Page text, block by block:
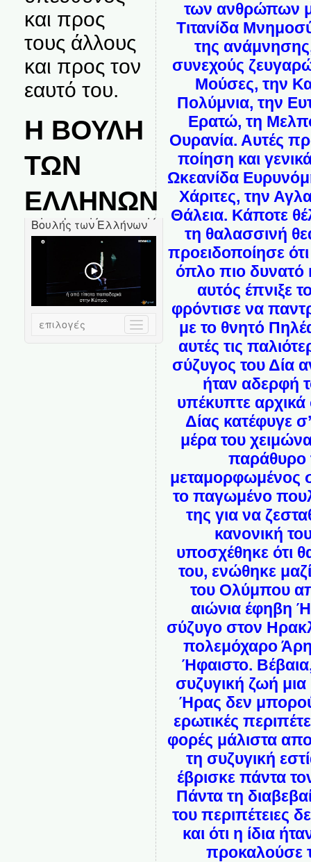
και προς
τους άλλους
και προς τον
εαυτό του.
Η ΒΟΥΛΗ
ΤΩΝ
ΕΛΛΗΝΩΝ
των ανθρώπων
Τιτανίδα
της
συνεχούς
Μούσες, την
Πολύμνια, την
Ερατώ, τη
Ουρανία. Αυτές
ποίηση και
Ωκεανίδα
Χάριτες, την
Θάλεια. Κάποτε
τη θαλασσινή
προειδοποίησε
όπλο πιο δυνατό
αυτός έπνιξε
φρόντισε να
με το θνητό
αυτές τις
σύζυγος του Δία
ήταν αδερφή
υπέκυπτε αρχικά
Δίας κατέφυγε
μέρα του
παράθυρο
μεταμορφωμένος
το παγωμένο
της για να
κανονική
υποσχέθηκε ότι
του, ενώθηκε
του Ολύμπου
αιώνια έφηβη
σύζυγο στον
πολεμόχαρο Άρη
Ήφαιστο.
συζυγική ζωή
Ήρας δεν
ερωτικές
φορές μάλιστα
τη συζυγική
έβρισκε πάντα
Πάντα τη
του περιπέτειες
και ότι η ίδια
προκαλούσε